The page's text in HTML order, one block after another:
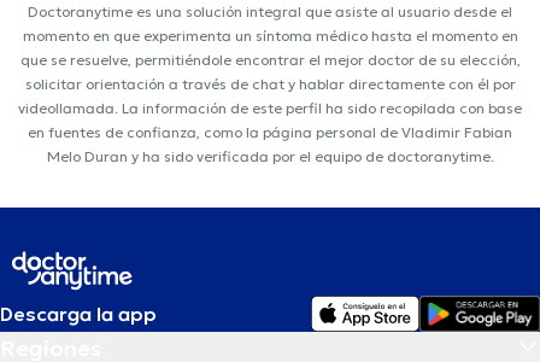
Doctoranytime es una solución integral que asiste al usuario desde el
momento en que experimenta un síntoma médico hasta el momento en
que se resuelve, permitiéndole encontrar el mejor doctor de su elección,
solicitar orientación a través de chat y hablar directamente con él por
videollamada. La información de este perfil ha sido recopilada con base
en fuentes de confianza, como la página personal de Vladimir Fabian
Melo Duran y ha sido verificada por el equipo de doctoranytime.
Descarga la app